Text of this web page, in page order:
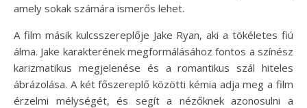
amely sokak számára ismerős lehet.
A film másik kulcsszereplője Jake Ryan, aki a tökéletes fiú
álma. Jake karakterének megformálásához fontos a színész
karizmatikus megjelenése és a romantikus szál hiteles
ábrázolása. A két főszereplő közötti kémia adja meg a film
érzelmi mélységét, és segít a nézőknek azonosulni a